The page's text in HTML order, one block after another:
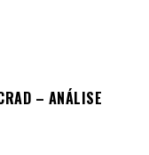
– ANÁLISE